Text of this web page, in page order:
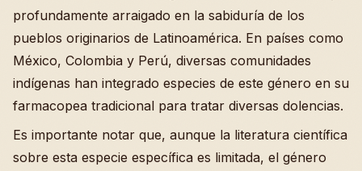
profundamente arraigado en la sabiduría de los
pueblos originarios de Latinoamérica. En países como
México, Colombia y Perú, diversas comunidades
indígenas han integrado especies de este género en su
farmacopea tradicional para tratar diversas dolencias.
Es importante notar que, aunque la literatura científica
sobre esta especie específica es limitada, el género